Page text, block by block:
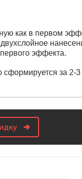
как в первом
эффекта.
за 2-3